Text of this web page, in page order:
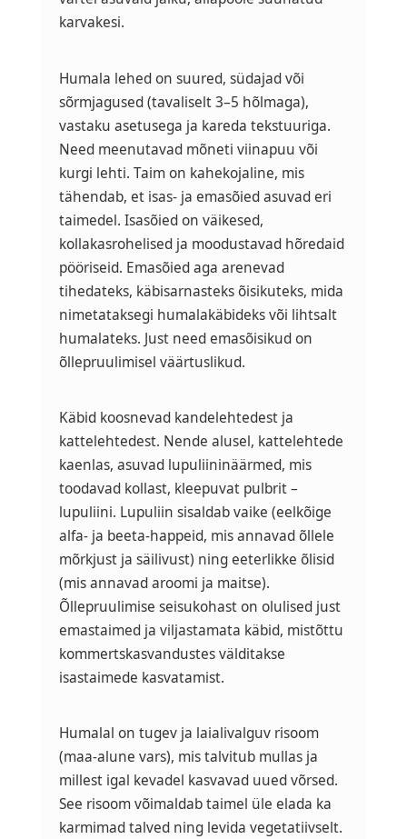
karvakesi.
Humala lehed on suured, südajad või
sõrmjagused (tavaliselt 3–5 hõlmaga),
vastaku asetusega ja kareda tekstuuriga.
Need meenutavad mõneti viinapuu või
kurgi lehti. Taim on kahekojaline, mis
tähendab, et isas- ja emasõied asuvad eri
taimedel. Isasõied on väikesed,
kollakasrohelised ja moodustavad hõredaid
pööriseid. Emasõied aga arenevad
tihedateks, käbisarnasteks õisikuteks, mida
nimetataksegi humalakäbideks või lihtsalt
humalateks. Just need emasõisikud on
õllepruulimisel väärtuslikud.
Käbid koosnevad kandelehtedest ja
kattelehtedest. Nende alusel, kattelehtede
kaenlas, asuvad lupuliininäärmed, mis
toodavad kollast, kleepuvat pulbrit –
lupuliini. Lupuliin sisaldab vaike (eelkõige
alfa- ja beeta-happeid, mis annavad õllele
mõrkjust ja säilivust) ning eeterlikke õlisid
(mis annavad aroomi ja maitse).
Õllepruulimise seisukohast on olulised just
emastaimed ja viljastamata käbid, mistõttu
kommertskasvandustes välditakse
isastaimede kasvatamist.
Humalal on tugev ja laialivalguv risoom
(maa-alune vars), mis talvitub mullas ja
millest igal kevadel kasvavad uued võrsed.
See risoom võimaldab taimel üle elada ka
karmimad talved ning levida vegetatiivselt.